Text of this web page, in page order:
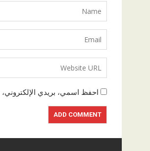
احفظ اسمي، بريدي الإلكتروني،